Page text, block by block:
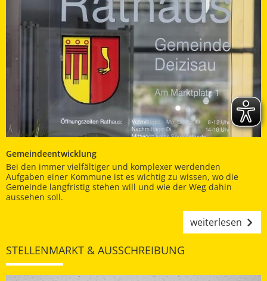
Gemeindeentwicklung
Bei den immer vielfältiger und komplexer werdenden
Aufgaben einer Kommune ist es wichtig zu wissen, wo die
Gemeinde langfristig stehen will und wie der Weg dahin
aussehen soll.
weiterlesen
STELLENMARKT & AUSSCHREIBUNG